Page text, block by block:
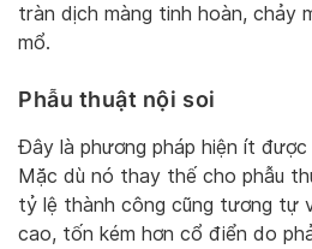
tràn dịch màng tinh hoàn, chảy
mổ.
Phẫu thuật nội soi
Đây là phương pháp hiện ít
Mặc dù nó thay thế cho phẫu
tỷ lệ thành công cũng tương tự
cao, tốn kém hơn cổ điển do